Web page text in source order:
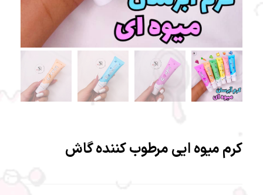
کرم میوه ایی مرطوب کننده گاش